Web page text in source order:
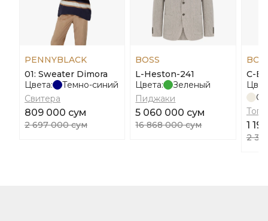
PENNYBLACK
01: Sweater Dimora
Цвета:
Темно-синий
Свитера
809 000 сум
2 697 000 сум
BOSS
L-Heston-241
Цвета:
Зеленый
Пиджаки
5 060 000 сум
16 868 000 сум
С-
Топы
1
2